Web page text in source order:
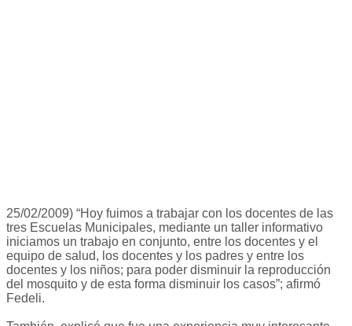
25/02/2009) “Hoy fuimos a trabajar con los docentes de las
tres Escuelas Municipales, mediante un taller informativo
iniciamos un trabajo en conjunto, entre los docentes y el
equipo de salud, los docentes y los padres y entre los
docentes y los niños; para poder disminuir la reproducción
del mosquito y de esta forma disminuir los casos”; afirmó
Fedeli.